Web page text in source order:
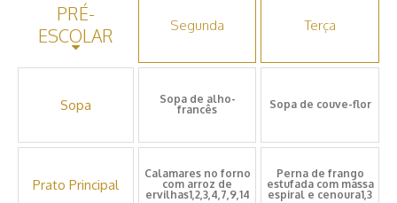
PRÉ-
ESCOLAR
Segunda Terça
Sopa
Sopa de alho-
francês
Sopa de couve-flor
Prato Principal
Calamares no forno
com arroz de
ervilhas1,2,3,4,7,9,14
Perna de frango
estufada com massa
espiral e cenoura1,3